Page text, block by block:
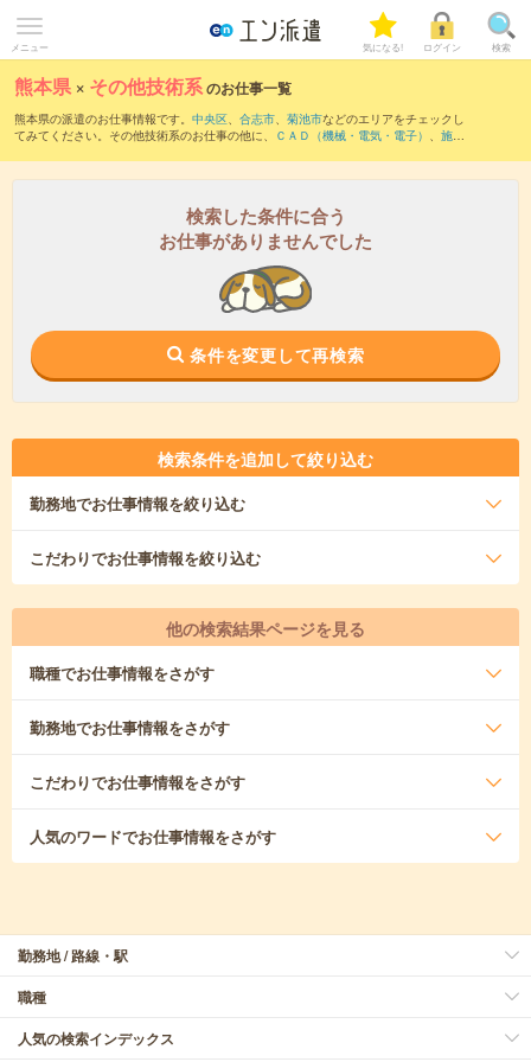
メニュー 気になる! ログイン 検索
熊本県 × その他技術系のお仕事一覧
熊本県の派遣のお仕事情報です。 中央区、 合志市、 菊池市などのエリアをチェックし
てみてください。その他技術系のお仕事の他に、
ＣＡＤ（機械・電気・電子） 、 施工
ただけます。
検索した条件に合う
お仕事がありませんでした
条件を変更して再検索
検索条件を追加して絞り込む
勤務地でお仕事情報を絞り込む
こだわりでお仕事情報を絞り込む
他の検索結果ページを見る
職種でお仕事情報をさがす
勤務地でお仕事情報をさがす
こだわりでお仕事情報をさがす
人気のワードでお仕事情報をさがす
勤務地 / 路線・駅
職種
人気の検索インデックス